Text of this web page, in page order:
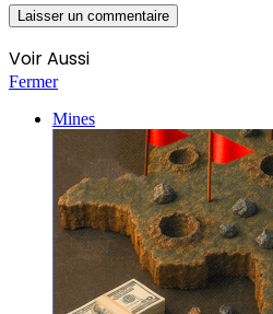
Voir Aussi
Fermer
Mines